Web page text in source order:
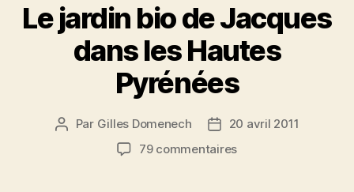
Le jardin bio de Jacques
dans les Hautes
Pyrénées
Auteur
Par Gilles Domenech
Date
de
20 avril 2011
79 commentairessur